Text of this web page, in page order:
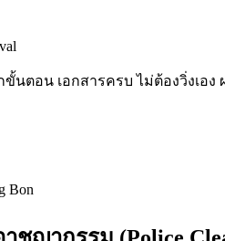
นตอน เอกสารครบ ไม่ต้องวิ่งเอง
Bon